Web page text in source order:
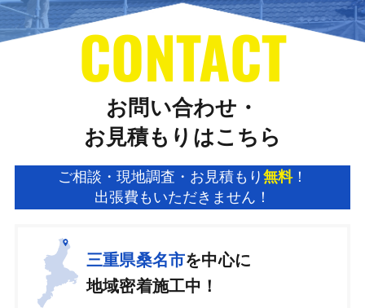
CONTACT
お問い合わせ・
お見積もりはこちら
ご相談・現地調査・お見積もり 無料！
出張費もいただきません！
三重県桑名市を中心に
地域密着施工中！